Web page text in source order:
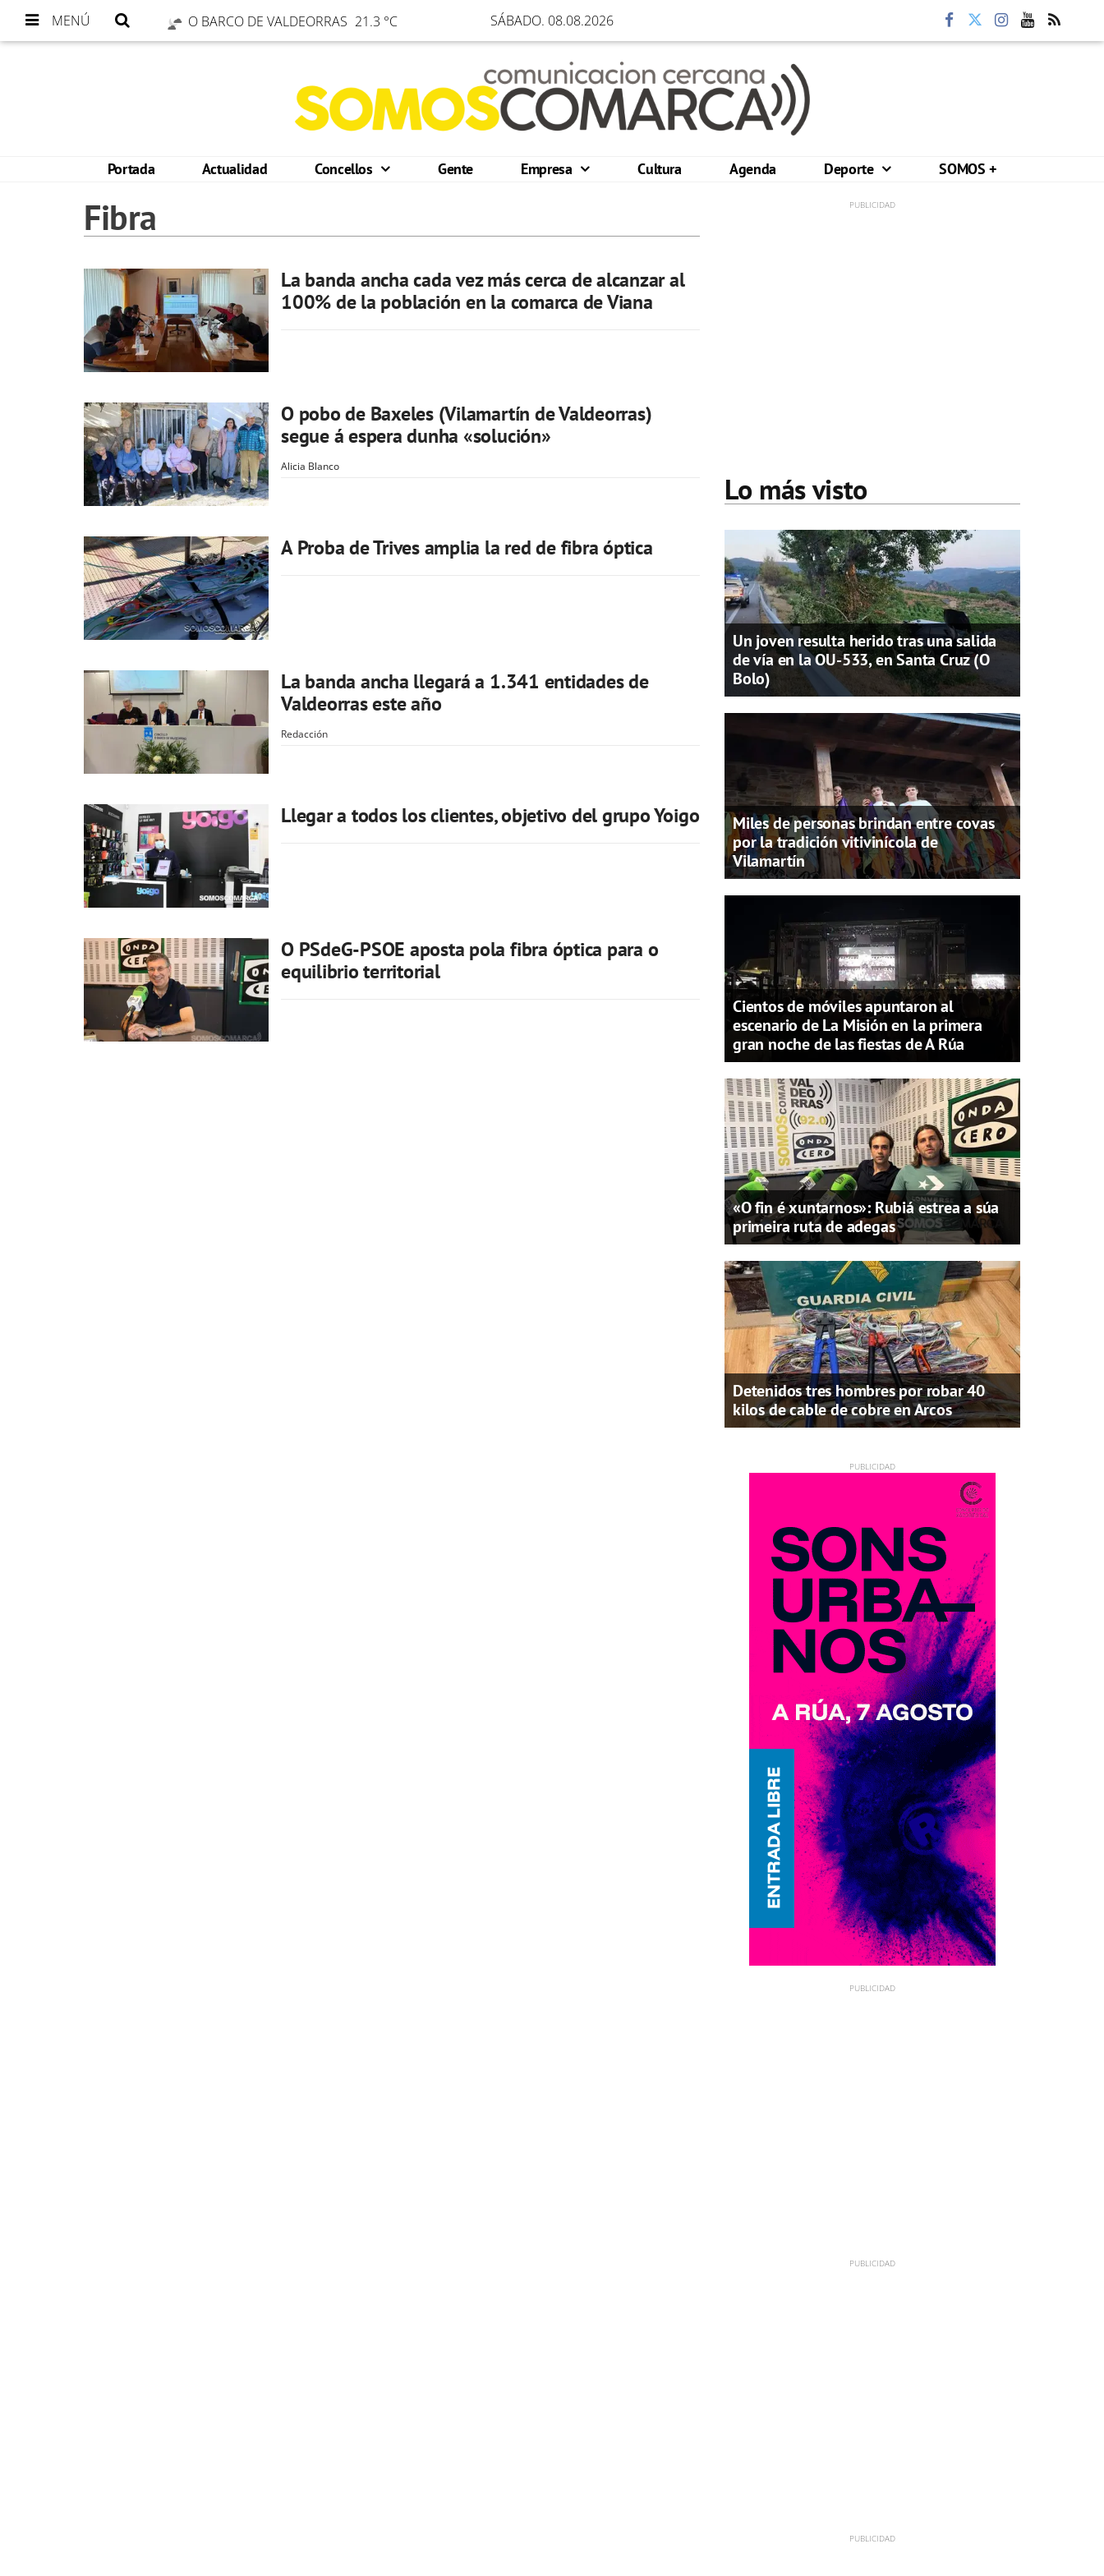
MENÚ O BARCO DE VALDEORRAS 21.3 °C SÁBADO. 08.08.2026
Portada Actualidad Concellos Gente Empresa Cultura Agenda Deporte SOMOS +
Fibra
La banda ancha cada vez más cerca de alcanzar al
100% de la población en la comarca de Viana
O pobo de Baxeles (Vilamartín de Valdeorras)
segue á espera dunha «solución»
Alicia Blanco
A Proba de Trives amplia la red de fibra óptica
La banda ancha llegará a 1.341 entidades de
Valdeorras este año
Redacción
Llegar a todos los clientes, objetivo del grupo Yoigo
O PSdeG-PSOE aposta pola fibra óptica para o
equilibrio territorial
Lo más visto
Un joven resulta herido tras una salida
de vía en la OU-533, en Santa Cruz (O
Bolo)
Miles de personas brindan entre covas
por la tradición vitivinícola de
Vilamartín
Cientos de móviles apuntaron al
escenario de La Misión en la primera
gran noche de las fiestas de A Rúa
«O fin é xuntarnos»: Rubiá estrea a súa
primeira ruta de adegas
Detenidos tres hombres por robar 40
kilos de cable de cobre en Arcos